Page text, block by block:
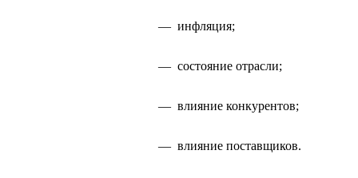
— инфляция;
— состояние отрасли;
— влияние конкурентов;
— влияние поставщиков.